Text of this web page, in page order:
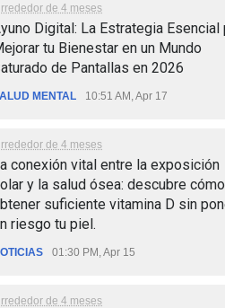
de 4 meses
Digital: La Estrategia Esencial
tu Bienestar en un Mundo
de Pantallas en 2026
MENTAL 10:51 AM, Apr 17
de 4 meses
conexión vital entre la exposición
y la salud ósea: descubre cómo
suficiente vitamina D sin
riesgo tu piel.
01:30 PM, Apr 15
de 4 meses